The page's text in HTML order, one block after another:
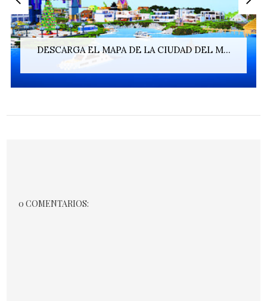
DESCARGA EL MAPA DE LA CIUDAD DEL M...
0 COMENTARIOS: